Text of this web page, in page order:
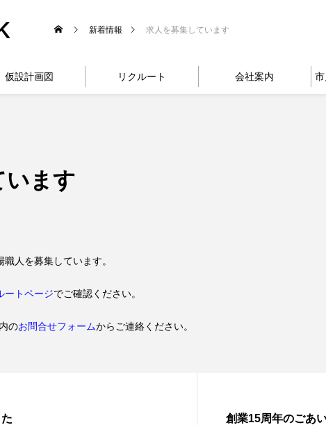
新着情報 求人を募集しています
仮設計画図 リクルート 会社案内
います
人を募集しています。
ートページでご確認ください。
のお問合せフォームからご連絡ください。
創業15周年のごあ